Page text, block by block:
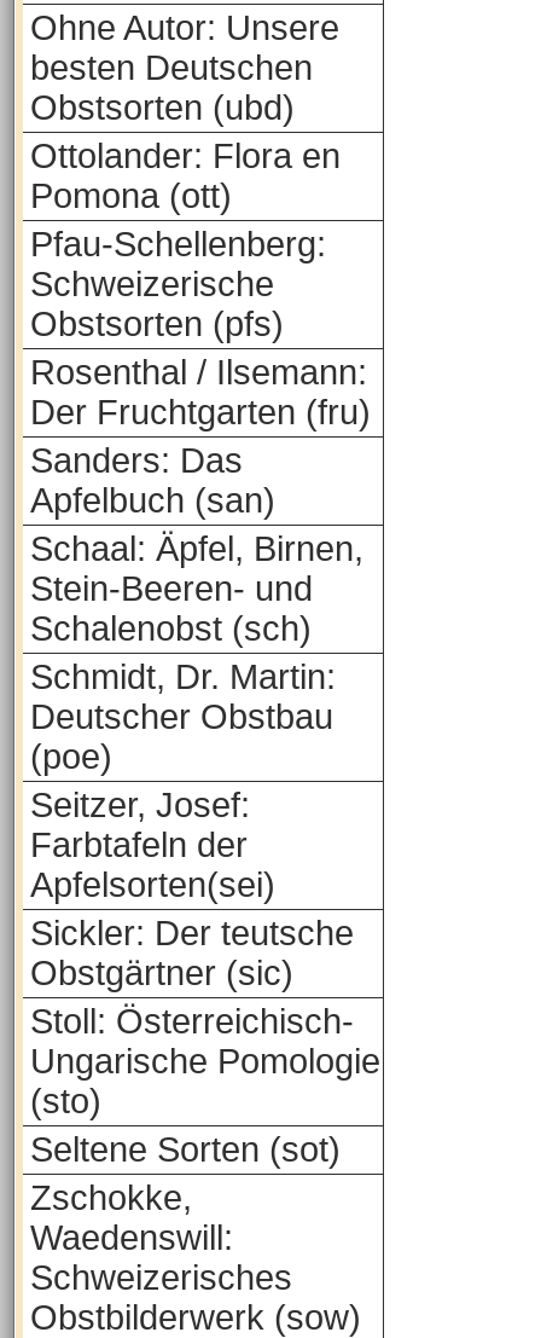
Ohne Autor: Unsere
besten Deutschen
Obstsorten (ubd)
Ottolander: Flora en
Pomona (ott)
Pfau-Schellenberg:
Schweizerische
Obstsorten (pfs)
Rosenthal / Ilsemann:
Der Fruchtgarten (fru)
Sanders: Das
Apfelbuch (san)
Schaal: Äpfel, Birnen,
Stein-Beeren- und
Schalenobst (sch)
Schmidt, Dr. Martin:
Deutscher Obstbau
(poe)
Seitzer, Josef:
Farbtafeln der
Apfelsorten(sei)
Sickler: Der teutsche
Obstgärtner (sic)
Stoll: Österreichisch-
Ungarische Pomologie
(sto)
Seltene Sorten (sot)
Zschokke,
Waedenswill:
Schweizerisches
Obstbilderwerk (sow)